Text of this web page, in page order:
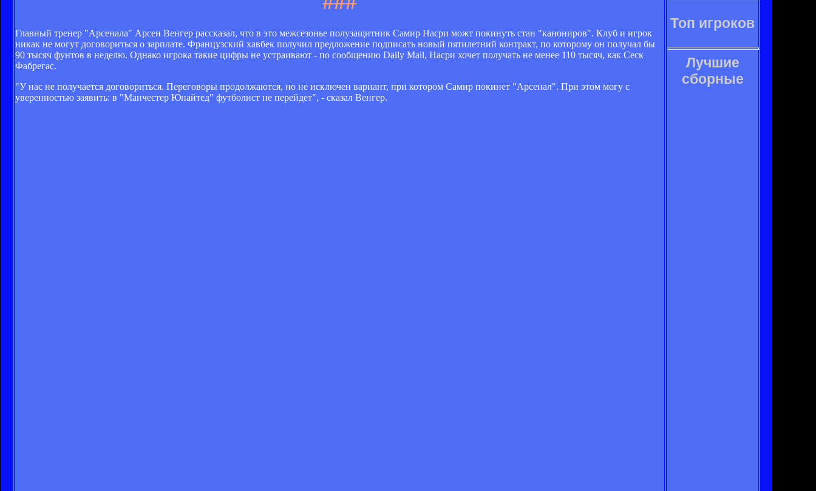
Главный тренер "Арсенала" Арсен Венгер рассказал, что в это межсезонье полузащитник Самир Насри можт покинуть стан "канониров". Клуб и игрок
никак не могут договориться о зарплате. Французский хавбек получил предложение подписать новый пятилетний контракт, по которому он получал бы
90 тысяч фунтов в неделю. Однако игрока такие цифры не устраивают - по сообщению Daily Mail, Насри хочет получать не менее 110 тысяч, как Сеск
Фабрегас.
"У нас не получается договориться. Переговоры продолжаются, но не исключен вариант, при котором Самир покинет "Арсенал". При этом могу с
уверенностью заявить: в "Манчестер Юнайтед" футболист не перейдет", - сказал Венгер.
Топ игроков
Лучшие
сборные